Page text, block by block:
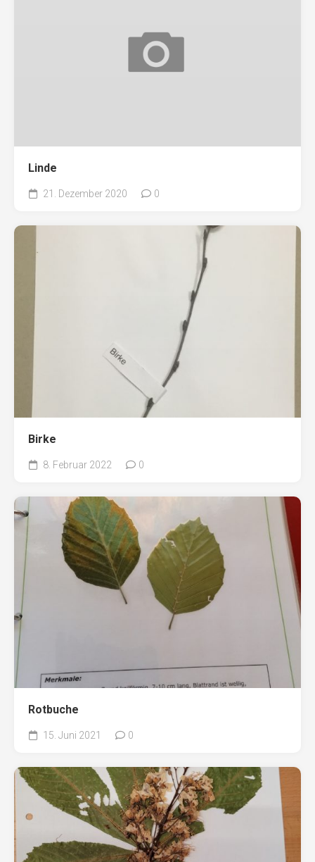
Linde
21. Dezember 2020 0
Birke
8. Februar 2022 0
Rotbuche
15. Juni 2021 0